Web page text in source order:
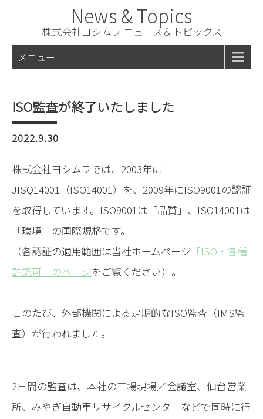
News & Topics
株式会社ヨシムラ ニュース＆トピックス
メニュー
ISO監査が終了いたしました
2022.9.30
株式会社ヨシムラでは、2003年に
JISQ14001（ISO14001）を、2009年にISO9001の認証
を取得しています。ISO9001は「品質」、ISO14001は
「環境」の国際規格です。
（各認証の適用範囲は当社ホームページ 「ISO・各種
許認可」のページをご覧ください）。
このたび、外部機関による定期的なISO監査（IMS監
査）が行われました。
2日間の監査は、本社の工場現場／会議室、仙台営業
所、みやぎ自動車リサイクルセンターなどで同時に行